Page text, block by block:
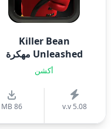
Killer Bean
Unleashed مهكرة
أكشن
v.v 5.08
86 MB